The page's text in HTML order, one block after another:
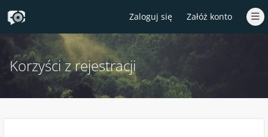
Zaloguj się Załóż konto
Korzyści z rejestracji